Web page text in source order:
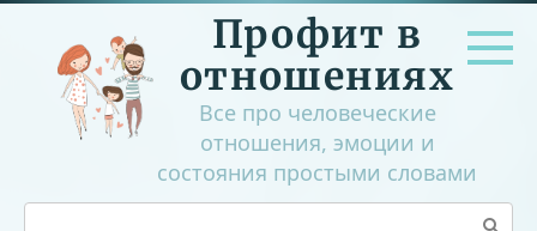
Перейти
контенту
Профит в
отношениях
Все про человеческие
отношения, эмоции и
состояния простыми словами
Поиск: